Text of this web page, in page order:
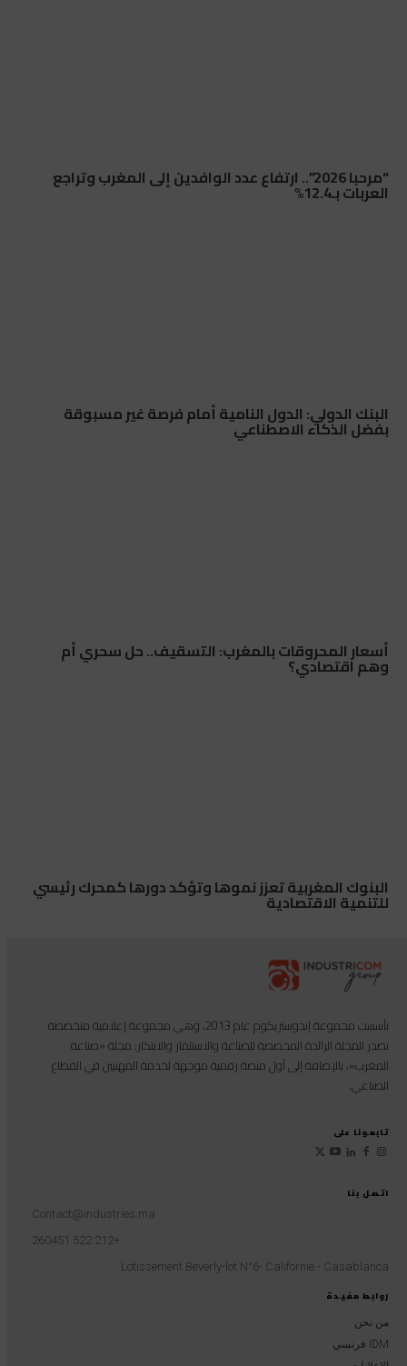
“مرحبا 2026”.. ارتفاع عدد الوافدين إلى المغرب وتراجع
العربات بـ12.4%
البنك الدولي: الدول النامية أمام فرصة غير مسبوقة
بفضل الذكاء الاصطناعي
أسعار المحروقات بالمغرب: التسقيف.. حل سحري أم
وهم اقتصادي؟
البنوك المغربية تعزز نموها وتؤكد دورها كمحرك رئيسي
للتنمية الاقتصادية
روابط مفيدة
من نحن
IDM فرنسي
اتصل بنا
Contact@industries.ma
+212 522 260451
Lotissement Beverly-lot N°6- Californie - Casablanca
تأسست مجموعة إندوستريكوم عام 2013، وهي مجموعة إعلامية متخصصة
تصدر المجلة الرائدة المخصصة للصناعة والاستثمار والابتكار: مجلة «صناعة
المغرب»، بالإضافة إلى أول منصة رقمية موجهة لخدمة المهنيين في القطاع
الصناعي.
تابعونا على